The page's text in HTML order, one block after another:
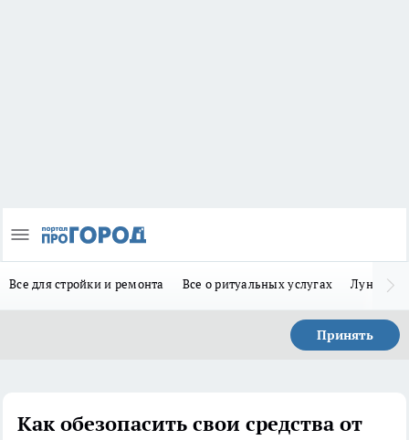
Все для стройки и ремонта Все о ритуальных услугах Лунно-
Принять
Как обезопасить свои средства от